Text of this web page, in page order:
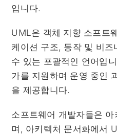
입니다.
UML은 객체 지향 소프트
케이션 구조, 동작 및 비
수 있는 포괄적인 언어입
가를 지원하며 운영 중인
을 제공합니다.
소프트웨어 개발자들은
며, 아키텍처 문서화에서